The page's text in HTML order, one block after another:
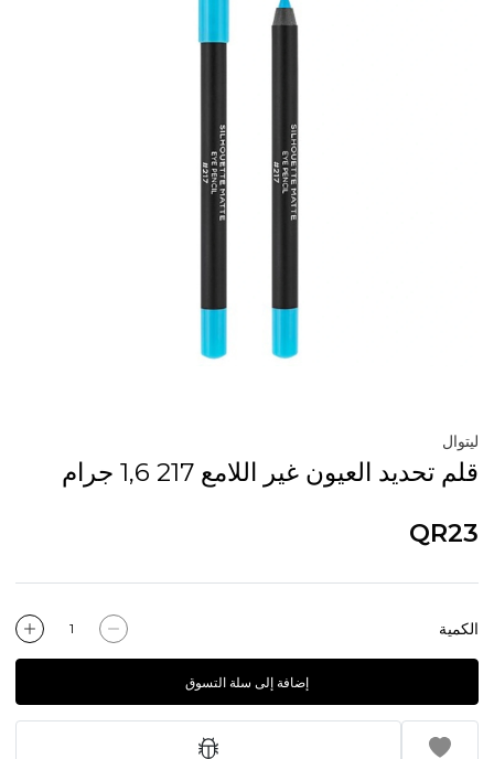
ليتوال
قلم تحديد العيون غير اللامع 217 1,6 جرام
QR23
الكمية
إضافة إلى سلة التسوق